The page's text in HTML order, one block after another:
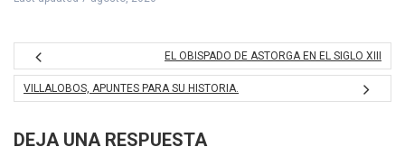
EL OBISPADO DE ASTORGA EN EL SIGLO XIII
VILLALOBOS, APUNTES PARA SU HISTORIA.
DEJA UNA RESPUESTA